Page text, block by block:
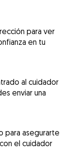
para ver
en tu
al cuidador
enviar una
para asegurarte
el cuidador